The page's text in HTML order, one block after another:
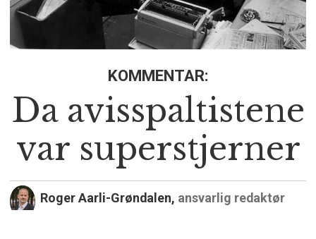
KOMMENTAR:
Da avisspaltistene
var superstjerner
Roger Aarli-Grøndalen, ansvarlig redaktør